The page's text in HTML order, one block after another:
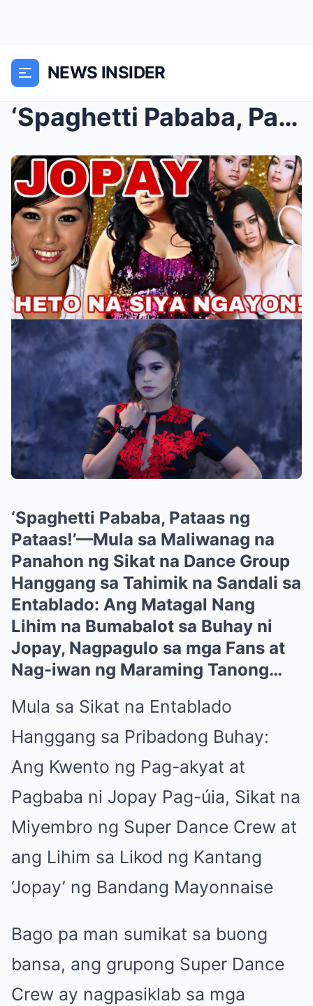
NEWS INSIDER
‘Spaghetti Pababa, Pataas ng Pataas!’—Mula sa Mali...
‘Spaghetti Pababa, Pataas ng
Pataas!’—Mula sa Maliwanag na
Panahon ng Sikat na Dance Group
Hanggang sa Tahimik na Sandali sa
Entablado: Ang Matagal Nang
Lihim na Bumabalot sa Buhay ni
Jopay, Nagpagulo sa mga Fans at
Nag-iwan ng Maraming Tanong…
Mula sa Sikat na Entablado
Hanggang sa Pribadong Buhay:
Ang Kwento ng Pag-akyat at
Pagbaba ni Jopay Pag-úia, Sikat na
Miyembro ng Super Dance Crew at
ang Lihim sa Likod ng Kantang
‘Jopay’ ng Bandang Mayonnaise
Bago pa man sumikat sa buong
bansa, ang grupong Super Dance
Crew ay nagpasiklab sa mga